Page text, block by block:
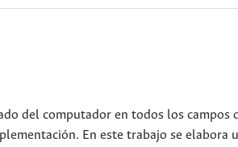
del computador en todos los
En este trabajo se elabora